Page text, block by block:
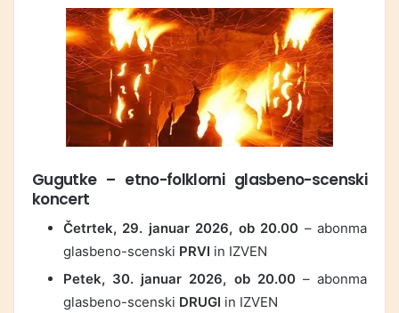
Gugutke– etno-folklorni glasbeno-scenski
koncert
Četrtek, 29. januar 2026, ob 20.00 – abonma
glasbeno-scenski PRVI in IZVEN
Petek, 30. januar 2026, ob 20.00– abonma
glasbeno-scenski DRUGI in IZVEN